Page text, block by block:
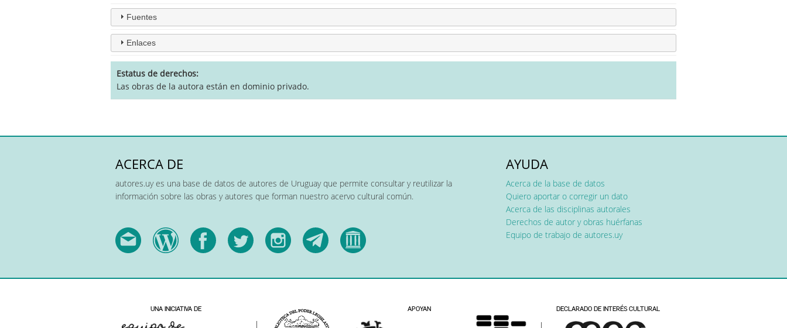
Fuentes
Enlaces
Estatus de derechos
Las obras de la autora están en dominio privado.
ACERCA DE
autores.uy es una base de datos de autores de Uruguay que permite consultar y reutilizar la
información sobre las obras y autores que forman nuestro acervo cultural común.
AYUDA
Acerca de la base de datos
Quiero aportar o corregir un dato
Acerca de las disciplinas autorales
Derechos de autor y obras huérfanas
Equipo de trabajo de autores.uy